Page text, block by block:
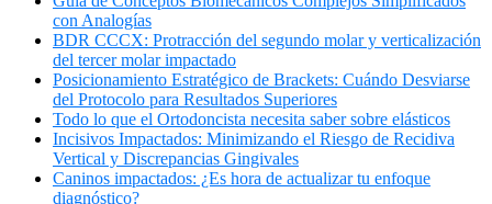
con Analogías
BDR CCCX: Protracción del segundo molar y verticalización
del tercer molar impactado
Posicionamiento Estratégico de Brackets: Cuándo Desviarse
del Protocolo para Resultados Superiores
Todo lo que el Ortodoncista necesita saber sobre elásticos
Incisivos Impactados: Minimizando el Riesgo de Recidiva
Vertical y Discrepancias Gingivales
Caninos impactados: ¿Es hora de actualizar tu enfoque
diagnóstico?